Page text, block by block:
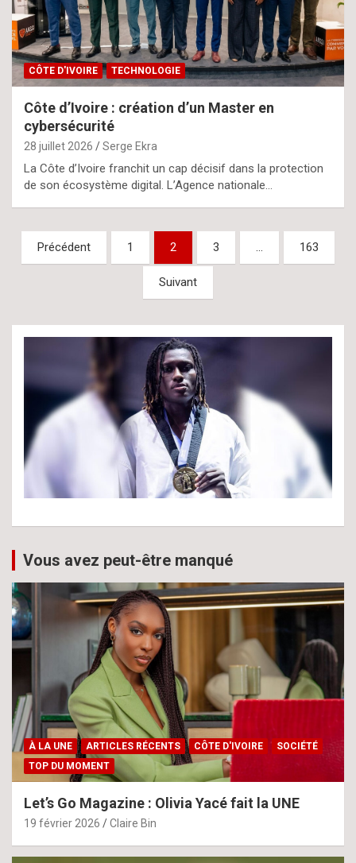
CÔTE D'IVOIRE TECHNOLOGIE
Côte d’Ivoire : création d’un Master en
cybersécurité
28 juillet 2026 Serge Ekra
La Côte d’Ivoire franchit un cap décisif dans la protection
de son écosystème digital. L’Agence nationale…
Pagination
des
Précédent 1 2 3 … 163
Suivant
Vous avez peut-être manqué
À LA UNE ARTICLES RÉCENTS CÔTE D'IVOIRE
SOCIÉTÉ
TOP DU MOMENT
Let’s Go Magazine : Olivia Yacé fait la UNE
19 février 2026 Claire Bin